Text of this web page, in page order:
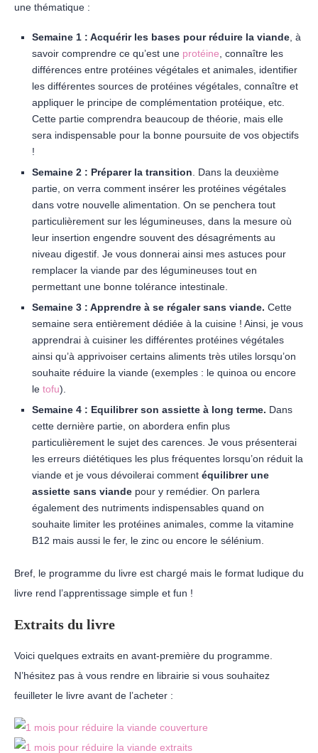
une thématique :
Semaine 1 : Acquérir les bases pour réduire la viande , à
savoir comprendre ce qu’est une protéine , connaître les
différences entre protéines végétales et animales, identifier
les différentes sources de protéines végétales, connaître et
appliquer le principe de complémentation protéique, etc.
Cette partie comprendra beaucoup de théorie, mais elle
sera indispensable pour la bonne poursuite de vos objectifs
!
Semaine 2 : Préparer la transition . Dans la deuxième
partie, on verra comment insérer les protéines végétales
dans votre nouvelle alimentation. On se penchera tout
particulièrement sur les légumineuses, dans la mesure où
leur insertion engendre souvent des désagréments au
niveau digestif. Je vous donnerai ainsi mes astuces pour
remplacer la viande par des légumineuses tout en
permettant une bonne tolérance intestinale.
Semaine 3 : Apprendre à se régaler sans viande. Cette
semaine sera entièrement dédiée à la cuisine ! Ainsi, je vous
apprendrai à cuisiner les différentes protéines végétales
ainsi qu’à apprivoiser certains aliments très utiles lorsqu’on
souhaite réduire la viande (exemples : le quinoa ou encore
le tofu).
Semaine 4 : Equilibrer son assiette à long terme. Dans
cette dernière partie, on abordera enfin plus
particulièrement le sujet des carences. Je vous présenterai
les erreurs diététiques les plus fréquentes lorsqu’on réduit la
viande et je vous dévoilerai comment équilibrer une
assiette sans viande pour y remédier. On parlera
également des nutriments indispensables quand on
souhaite limiter les protéines animales, comme la vitamine
B12 mais aussi le fer, le zinc ou encore le sélénium.
Bref, le programme du livre est chargé mais le format ludique du
livre rend l’apprentissage simple et fun !
Extraits du livre
Voici quelques extraits en avant-première du programme.
N’hésitez pas à vous rendre en librairie si vous souhaitez
feuilleter le livre avant de l’acheter :